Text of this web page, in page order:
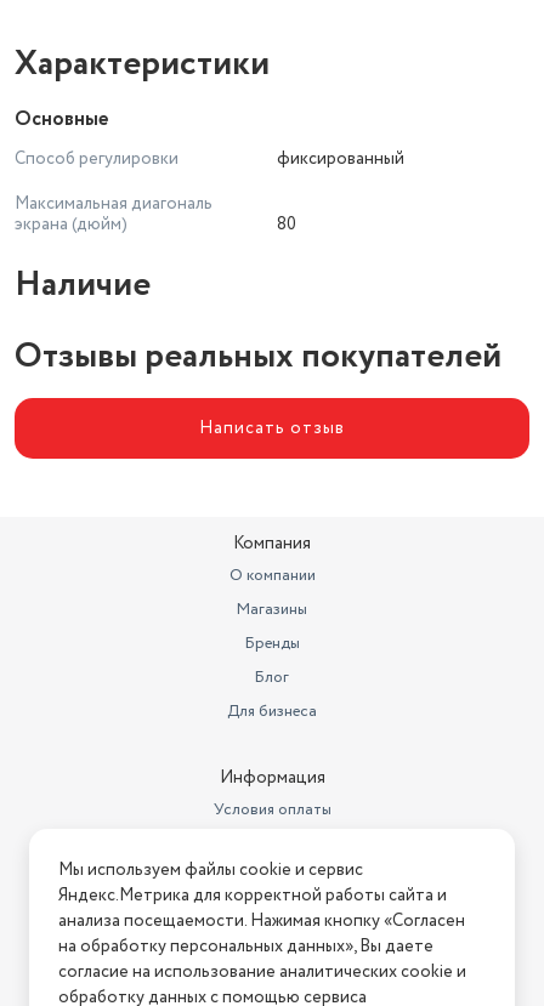
Характеристики
Основные
Способ регулировки
фиксированный
Максимальная диагональ
экрана (дюйм)
80
Наличие
Отзывы реальных покупателей
Написать отзыв
Компания
О компании
Магазины
Бренды
Блог
Для бизнеса
Информация
Условия оплаты
Условия возврата
Нашли ошибку на сайте? Напишите нам
2026 © Интернет-магазин "АстМаркет". У нас есть всё!
Мы используем файлы cookie и сервис
Яндекс.Метрика для корректной работы сайта и
анализа посещаемости. Нажимая кнопку «Согласен
на обработку персональных данных», Вы даете
согласие на использование аналитических cookie и
обработку данных с помощью сервиса